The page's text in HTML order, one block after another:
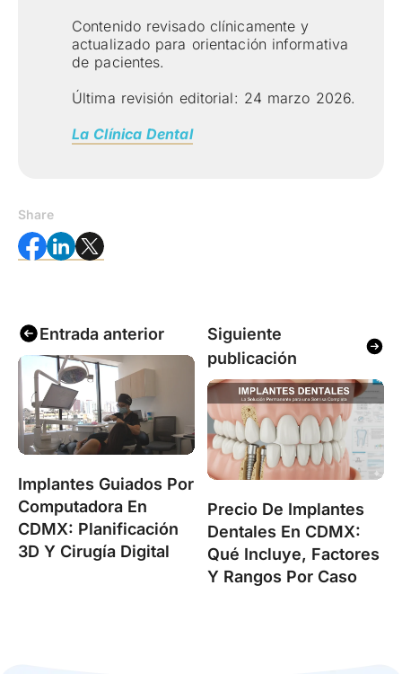
Contenido revisado clínicamente y
actualizado para orientación informativa
de pacientes.
Última revisión editorial: 24 marzo 2026.
La Clínica Dental
Share
Entrada anterior
Implantes Guiados Por
Computadora En
CDMX: Planificación
3D Y Cirugía Digital
Siguiente
publicación
Precio De Implantes
Dentales En CDMX:
Qué Incluye, Factores
Y Rangos Por Caso